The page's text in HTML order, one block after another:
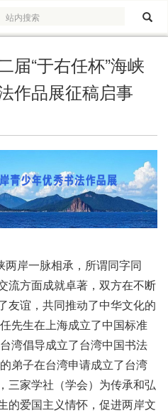
“于右任杯”海峡
作品展征稿启事
岸一脉相承，所谓同字同
流方面成就卓著，双方在不断
友谊，共同推动了中华文化的
先生在上海成立了中国标准
湾倡导成立了台湾中国书法
弟子在台湾申请成立了台湾
三家学社（学会）为传承和弘
的爱国主义情怀，促进两岸文